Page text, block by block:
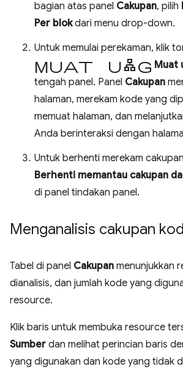
bagian atas panel Cakupan, pilih
Per blokdari menu drop-down.
Untuk memulai perekaman, klik
muat ulang Muat
tengah panel. Panel Cakupan
halaman, merekam kode yang
memuat halaman, dan
Anda berinteraksi dengan
Untuk berhenti merekam
Berhenti memantau cakupan
di panel tindakan panel.
Menganalisis cakupan
Tabel di panel Cakupan menunjukkan
dianalisis, dan jumlah kode yang
resource.
Klik baris untuk membuka resource
Sumber dan melihat perincian baris
yang digunakan dan kode yang tidak